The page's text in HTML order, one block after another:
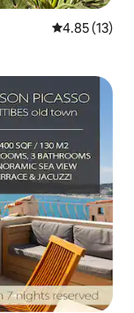
औसत रेटिंग 5 में
4.85 (13)